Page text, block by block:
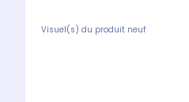
Visuel(s) du produit neuf